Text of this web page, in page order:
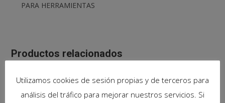
PARA HERRAMIENTAS
Productos relacionados
Utilizamos cookies de sesión propias y de terceros para
análisis del tráfico para mejorar nuestros servicios. Si